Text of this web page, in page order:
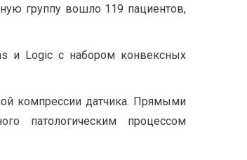
группу вошло 119 пациентов,
и Logic с набором конвексных
компрессии датчика. Прямыми
патологическим процессом